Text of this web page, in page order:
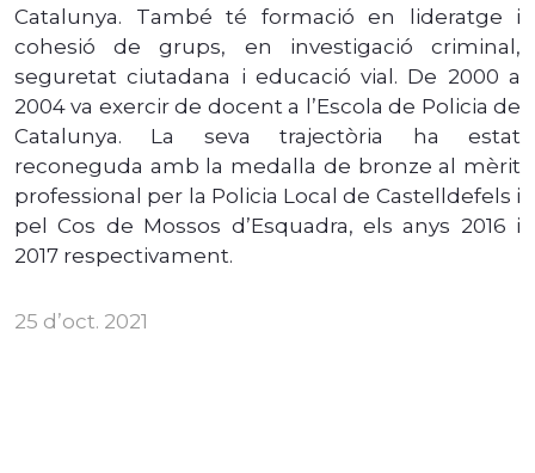
Catalunya. També té formació en lideratge i
cohesió de grups, en investigació criminal,
seguretat ciutadana i educació vial. De 2000 a
2004 va exercir de docent a l’Escola de Policia de
Catalunya. La seva trajectòria ha estat
reconeguda amb la medalla de bronze al mèrit
professional per la Policia Local de Castelldefels i
pel Cos de Mossos d’Esquadra, els anys 2016 i
2017 respectivament.
25 d’oct. 2021